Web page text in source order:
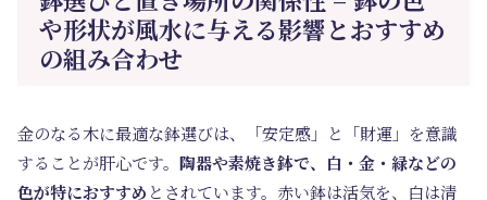
や形状が風水に与える影響とおすすめ
の組み合わせ
金のなる木に最適な鉢選びは、「安定感」と「財運」を意識
することが肝心です。 陶器や素焼き鉢で、白・金・緑などの
色が特におすすめ とされています。赤い鉢は活気を、白は清